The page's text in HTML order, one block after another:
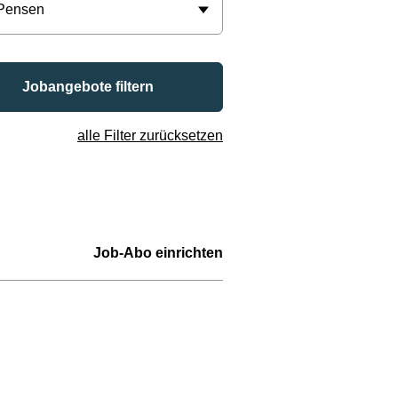
Jobangebote filtern
alle Filter zurücksetzen
Job-Abo einrichten